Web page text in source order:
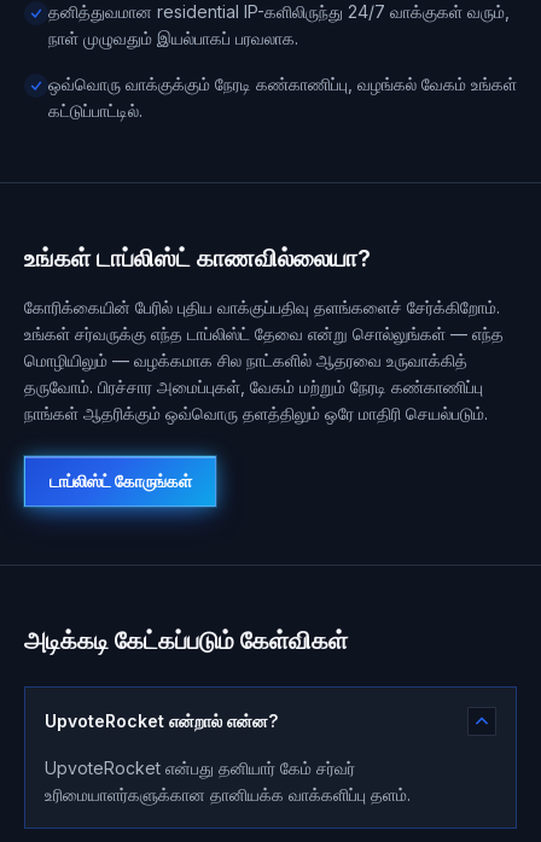
தனித்துவமான residential IP-களிலிருந்து 24/7 வாக்குகள் வரும்,
நாள் முழுவதும் இயல்பாகப் பரவலாக.
ஒவ்வொரு வாக்குக்கும் நேரடி கண்காணிப்பு, வழங்கல் வேகம் உங்கள்
கட்டுப்பாட்டில்.
உங்கள் டாப்லிஸ்ட் காணவில்லையா?
கோரிக்கையின் பேரில் புதிய வாக்குப்பதிவு தளங்களைச் சேர்க்கிறோம்.
உங்கள் சர்வருக்கு எந்த டாப்லிஸ்ட் தேவை என்று சொல்லுங்கள் — எந்த
மொழியிலும் — வழக்கமாக சில நாட்களில் ஆதரவை உருவாக்கித்
தருவோம். பிரச்சார அமைப்புகள், வேகம் மற்றும் நேரடி கண்காணிப்பு
நாங்கள் ஆதரிக்கும் ஒவ்வொரு தளத்திலும் ஒரே மாதிரி செயல்படும்.
டாப்லிஸ்ட் கோருங்கள்
அடிக்கடி கேட்கப்படும் கேள்விகள்
UpvoteRocket என்றால் என்ன?
UpvoteRocket என்பது தனியார் கேம் சர்வர்
உரிமையாளர்களுக்கான தானியக்க வாக்களிப்பு தளம்.